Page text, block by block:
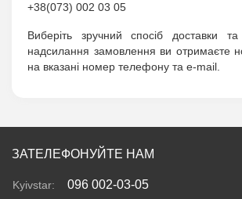
+38(073) 002 03 05
Виберіть зручний спосіб доставки
надсилання замовлення ви отримаєте
на вказані номер телефону та e-mail.
ЗАТЕЛЕФОНУЙТЕ НАМ
Kyivstar: 096 002-03-05